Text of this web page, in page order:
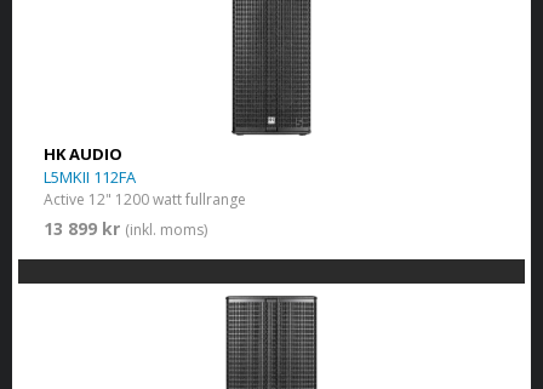
HK AUDIO
L5MKII 112FA
Active 12" 1200 watt fullrange
13 899 kr (inkl. moms)